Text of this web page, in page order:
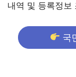
내역 및 등록정보
국